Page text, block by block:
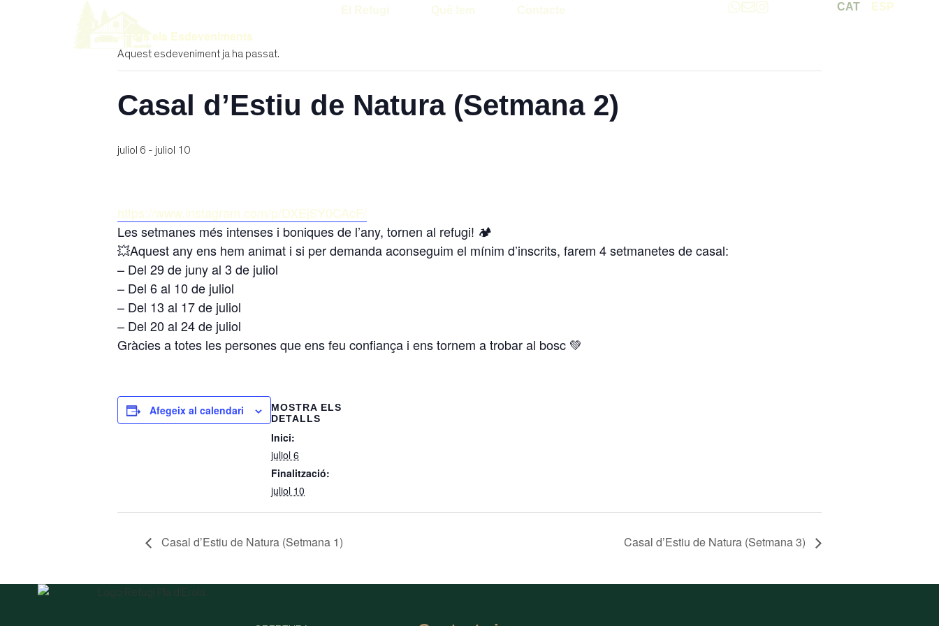
El Refugi Què fem Contacte CAT ESP
« Tots els Esdeveniments
Aquest esdeveniment ja ha passat.
Casal d’Estiu de Natura (Setmana 2)
juliol 6 - juliol 10
https://www.instagram.com/p/DXEjSY0CAcF/
Les setmanes més intenses i boniques de l’any, tornen al refugi! 🏕
💥Aquest any ens hem animat i si per demanda aconseguim el mínim d’inscrits, farem 4 setmanetes de casal:
– Del 29 de juny al 3 de juliol
– Del 6 al 10 de juliol
– Del 13 al 17 de juliol
– Del 20 al 24 de juliol
Gràcies a totes les persones que ens feu confiança i ens tornem a trobar al bosc 💚
Afegeix al calendari
MOSTRA ELS
DETALLS
Inici:
juliol 6
Finalització:
juliol 10
Casal d’Estiu de Natura (Setmana 1) Casal d’Estiu de Natura (Setmana 3)